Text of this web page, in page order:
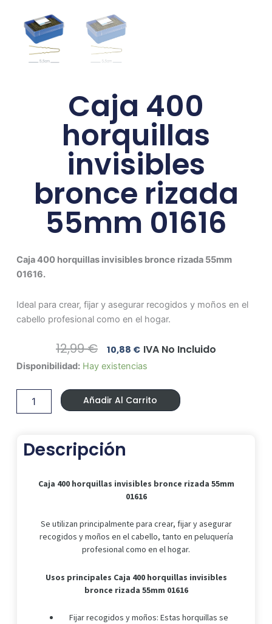
Caja 400
horquillas
invisibles
bronce rizada
55mm 01616
Caja 400 horquillas invisibles bronce rizada 55mm
01616.
Ideal para crear, fijar y asegurar recogidos y moños en el
cabello profesional como en el hogar.
12,99€ El
Precio
Original
Era:
12,99 €.
10,88 €El
Precio
Actual
Es:
10,88 €.
IVA No Incluido
Disponibilidad: Hay existencias
Caja
horquillas
invisibles
bronce
01616
Añadir Al Carrito
Descripción
Caja 400 horquillas invisibles bronce rizada 55mm
01616
Se utilizan principalmente para crear, fijar y asegurar
recogidos y moños en el cabello, tanto en peluquería
profesional como en el hogar.
Usos principales Caja 400 horquillas invisibles
bronce rizada 55mm 01616
Fijar recogidos y moños: Estas horquillas se